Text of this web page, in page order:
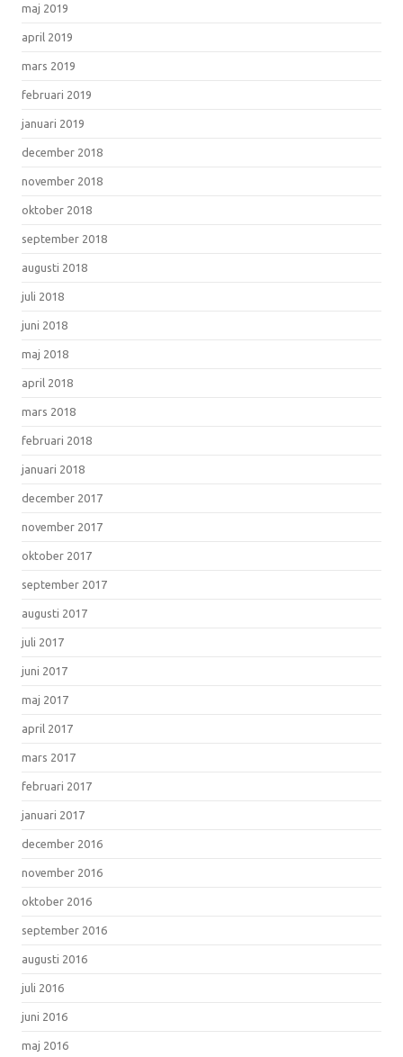
maj 2019
april 2019
mars 2019
februari 2019
januari 2019
december 2018
november 2018
oktober 2018
september 2018
augusti 2018
juli 2018
juni 2018
maj 2018
april 2018
mars 2018
februari 2018
januari 2018
december 2017
november 2017
oktober 2017
september 2017
augusti 2017
juli 2017
juni 2017
maj 2017
april 2017
mars 2017
februari 2017
januari 2017
december 2016
november 2016
oktober 2016
september 2016
augusti 2016
juli 2016
juni 2016
maj 2016